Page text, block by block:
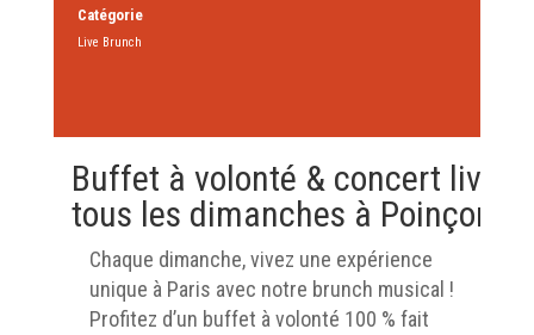
Catégorie
Live Brunch
Buffet à volonté & concert live
tous les dimanches à Poinçon
Chaque dimanche, vivez une expérience
unique à Paris avec notre brunch musical !
Profitez d’un buffet à volonté 100 % fait